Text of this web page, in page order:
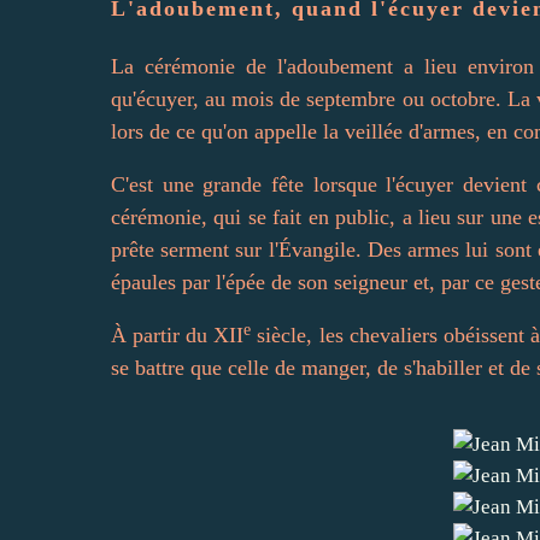
L'adoubement, quand l'écuyer
La cérémonie de l'adoubement a lieu
qu'écuyer, au mois de septembre ou octobre.
lors de ce qu'on appelle la veillée d'armes, en
C'est une grande fête lorsque l'écuyer
cérémonie, qui se fait en public, a lieu sur une
prête serment sur l'Évangile. Des armes lui
épaules par l'épée de son seigneur et, par ce
À partir du XIIe siècle, les chevaliers obéissent
se battre que celle de manger, de s'habiller et